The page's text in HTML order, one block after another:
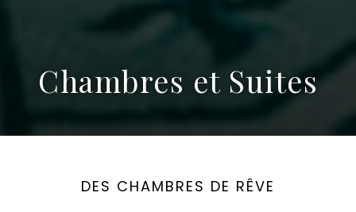
Chambres et Suites
DES CHAMBRES DE RÊVE